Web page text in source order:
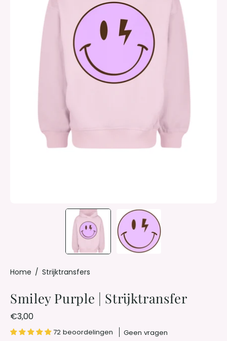
Home / Strijktransfers
Smiley Purple | Strijktransfer
€3,00
72 beoordelingen Geen vragen